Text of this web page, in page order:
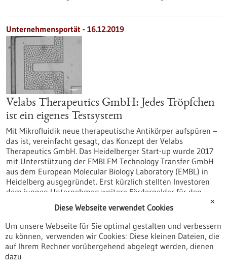
Unternehmensportät - 16.12.2019
Velabs Therapeutics GmbH: Jedes Tröpfchen
ist ein eigenes Testsystem
Mit Mikrofluidik neue therapeutische Antikörper aufspüren –
das ist, vereinfacht gesagt, das Konzept der Velabs
Therapeutics GmbH. Das Heidelberger Start-up wurde 2017
mit Unterstützung der EMBLEM Technology Transfer GmbH
aus dem European Molecular Biology Laboratory (EMBL) in
Heidelberg ausgegründet. Erst kürzlich stellten Investoren
dem jungen Unternehmen weitere Fördergelder für den
Ausbau seiner Technologien und Anwendungen zur
https://www.gesundheitsindustrie-
bw.de/fachbeitrag/aktuell/velabs-therapeutics-gmbh-jedes-
troepfchen-ist-ein-eigenes-testsystem
✕
Diese Webseite verwendet Cookies
Um unsere Webseite für Sie optimal gestalten und verbessern
zu können, verwenden wir Cookies: Diese kleinen Dateien, die
auf Ihrem Rechner vorübergehend abgelegt werden, dienen
dazu